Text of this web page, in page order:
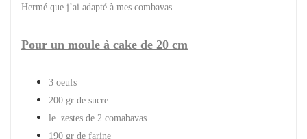
Hermé que j’ai adapté à mes combavas….
Pour un moule à cake de 20 cm
3 oeufs
200 gr de sucre
le zestes de 2 comabavas
190 gr de farine